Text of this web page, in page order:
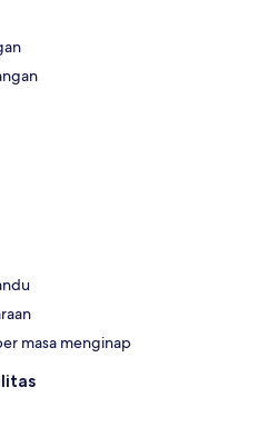
masa menginap